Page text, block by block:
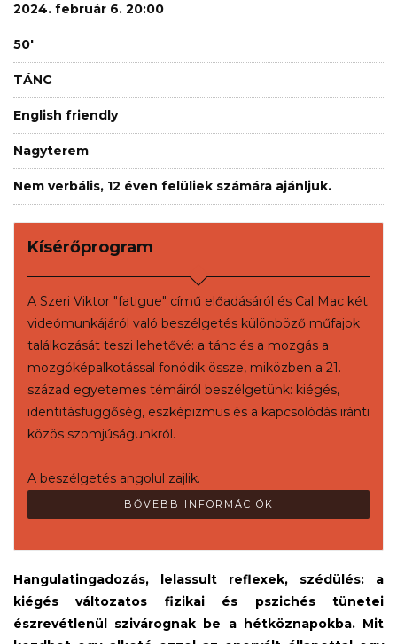
2024. február 6. 20:00
50'
TÁNC
English friendly
Nagyterem
Nem verbális, 12 éven felüliek számára ajánljuk.
Kísérőprogram
A Szeri Viktor "fatigue" című előadásáról és Cal Mac két
videómunkájáról való beszélgetés különböző műfajok
találkozását teszi lehetővé: a tánc és a mozgás a
mozgóképalkotással fonódik össze, miközben a 21.
század egyetemes témáiról beszélgetünk: kiégés,
identitásfüggőség, eszképizmus és a kapcsolódás iránti
közös szomjúságunkról.
A beszélgetés angolul zajlik.
BŐVEBB INFORMÁCIÓK
Hangulatingadozás, lelassult reflexek, szédülés: a
kiégés változatos fizikai és pszichés tünetei
észrevétlenül szivárognak be a hétköznapokba. Mit